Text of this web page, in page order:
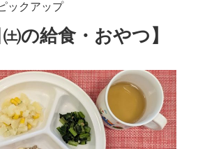
ックアップ
㈯の給食・おやつ】